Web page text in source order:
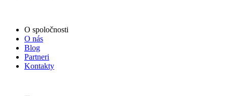
O spoločnosti
O nás
Blog
Partneri
Kontakty